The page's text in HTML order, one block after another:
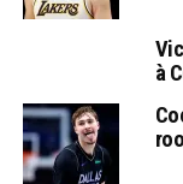
à